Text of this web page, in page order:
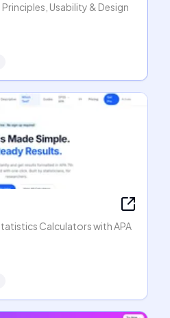
Usability & Design
Calculators with APA